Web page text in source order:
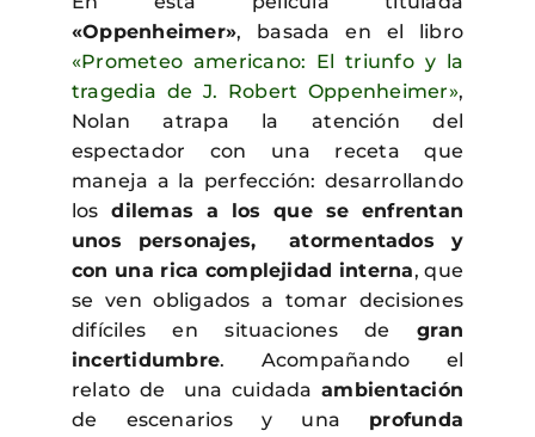
«Oppenheimer», basada en el libro
«Prometeo americano: El triunfo y la
tragedia de J. Robert Oppenheimer»,
Nolan atrapa la atención del
espectador con una receta que
maneja a la perfección: desarrollando
los dilemas a los que se enfrentan
unos personajes, atormentados y
con una rica complejidad interna, que
se ven obligados a tomar decisiones
difíciles en situaciones degran
incertidumbre. Acompañando el
relato de una cuidadaambientación
de escenarios y una profunda